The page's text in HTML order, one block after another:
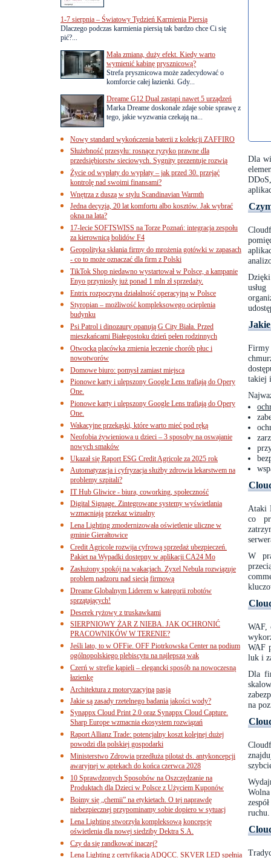
Dla
Firmy
takiej
Ataki
co
W
WAF,
WAF
luk i
Dla
na
ruchu.
1-7 sierpnia – Światowy Tydzień Karmienia Piersią
Dlaczego podczas karmienia piersią tak bardzo chce Ci się
pić?...
Mała zmiana, duży efekt. Kiedy warto
wymienić kabinę prysznicową?
Strefa prysznicowa może zadecydować o
komforcie całej łazienki. Gdy...
Dreame G12 Dual zastąpi nawet 5 urządzeń
Marka Dreame doskonale zdaje sobie sprawę z
tego, jakie wyzwania czekają na...
Nowy standard wykończenia baterii z kolekcji ZAFFIRO
Służebność przesyłu: rosnące ryzyko prawne dla
przedsiębiorstw sieciowych. Sygnity prezentuje rozwią
Życie od wypłaty do wypłaty – jak przed 30. przejąć
kontrolę nad swoimi finansami?
Wnętrza z duszą w stylu Scandinavian Warmth
Jedna decyzja, 20 lat komfortu albo kosztów. Jak wybrać
okna na lata?
17-lecie SOFTSWISS na Torze Poznań: integracja zespołu
za kierownicą bolidów F4
Geopolityka skłania firmy do mrożenia gotówki w zapasach
- co to może oznaczać dla firm z Polski
TikTok Shop niedawno wystartował w Polsce, a kampanie
Enyo przyniosły już ponad 1 mln zł sprzedaży.
Entrix rozpoczyna działalność operacyjną w Polsce
Styropian – możliwość kompleksowego ocieplenia
budynku
Psi Patrol i dinozaury opanują G City Biała. Przed
mieszkańcami Białegostoku dzień pełen rodzinnych
Otwocka placówka zmienia leczenie chorób płuc i
nowotworów
Domowe biuro: pomysł zamiast miejsca
Pionowe karty i ulepszony Google Lens trafiają do Opery
One.
Pionowe karty i ulepszony Google Lens trafiają do Opery
One.
Wakacyjne przekąski, które warto mieć pod ręką
Neofobia żywieniowa u dzieci – 3 sposoby na oswajanie
nowych smaków
Ukazał się Raport ESG Credit Agricole za 2025 rok
Automatyzacja i cyfryzacja służby zdrowia lekarstwem na
problemy szpitali?
IT Hub Gliwice - biura, coworking, społeczność
Digital Signage. Zintegrowane systemy wyświetlania
wzmacniają przekaz wizualny
Lena Lighting zmodernizowała oświetlenie uliczne w
gminie Gierałtowice
Credit Agricole rozwija cyfrową sprzedaż ubezpieczeń.
Pakiet na Wypadki dostępny w aplikacji CA24 Mo
Zasłużony spokój na wakacjach. Zyxel Nebula rozwiązuje
problem nadzoru nad siecią firmową
Dreame Globalnym Liderem w kategorii robotów
sprzątających!
Deserek ryżowy z truskawkami
SIERPNIOWY ŻAR Z NIEBA. JAK OCHRONIĆ
PRACOWNIKÓW W TERENIE?
Jeśli lato, to w OFFie. OFF Piotrkowska Center na podium
ogólnopolskiego plebiscytu na najlepszą wak
Czerń w strefie kąpieli – elegancki sposób na nowoczesną
łazienkę
Architektura z motoryzacyjną pasją
Jakie są zasady rzetelnego badania jakości wody?
Synappx Cloud Print 2.0 oraz Synappx Cloud Capture.
Sharp Europe wzmacnia ekosystem rozwiązań
Raport Allianz Trade: potencjalny koszt kolejnej dużej
powodzi dla polskiej gospodarki
Ministerstwo Zdrowia przedłuża pilotaż ds. antykoncepcji
awaryjnej w aptekach do końca czerwca 2028
10 Sprawdzonych Sposobów na Oszczędzanie na
Produktach dla Dzieci w Polsce z Użyciem Kuponów
Boimy się „chemii” na etykietach. O tej naprawdę
niebezpiecznej przypominamy sobie dopiero w sytuacj
Lena Lighting stworzyła kompleksową koncepcję
oświetlenia dla nowej siedziby Dektra S.A.
Czy da się randkować inaczej?
Lena Lighting z certyfikacją ADQCC. SKVER LED spełnia